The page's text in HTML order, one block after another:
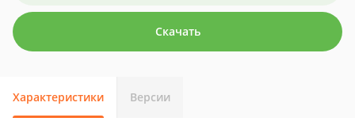
Скачать
Характеристики Версии